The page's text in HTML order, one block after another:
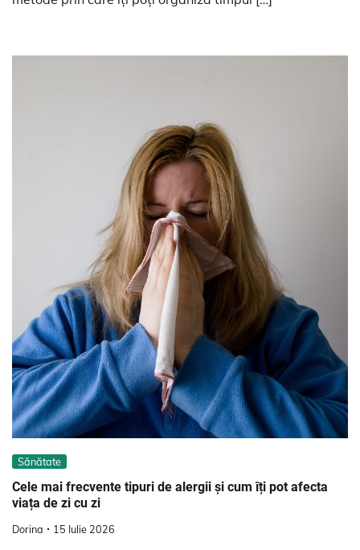
Sănătate
Cele mai frecvente tipuri de alergii și cum îți pot afecta
viața de zi cu zi
Dorina 15 Iulie 2026